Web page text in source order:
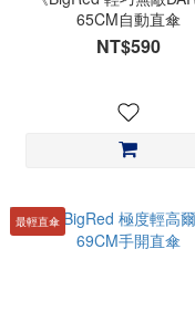
65CM自動直傘
NT$590
最輕直傘